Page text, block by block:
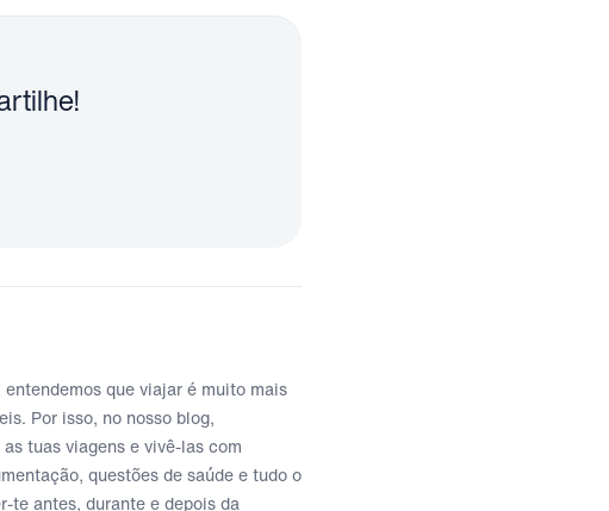
que viajar é muito mais
Por isso, no nosso blog,
tuas viagens e vivê-las com
questões de saúde e tudo o
te antes, durante e depois da